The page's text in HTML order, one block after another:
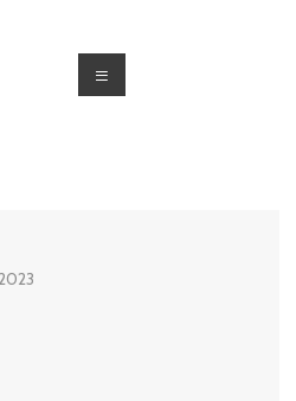
Menú